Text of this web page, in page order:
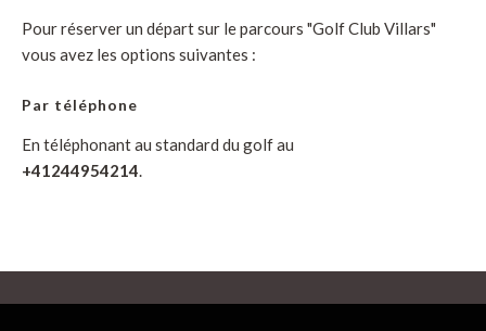
Pour réserver un départ sur le parcours "Golf Club Villars"
vous avez les options suivantes :
Par téléphone
En téléphonant au standard du golf au
+41244954214.